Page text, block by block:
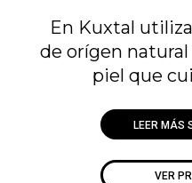
En Kuxtal
de orígen
piel que
VER
LEER MÁS